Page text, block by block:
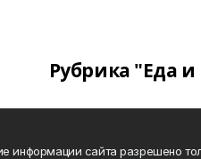
Рубрика "Еда
информации сайта разрешено